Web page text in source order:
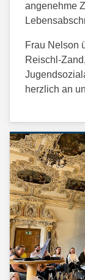
angenehme
Frau Nelson
Reischl-
herzlich an